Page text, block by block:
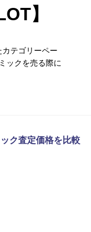
】
テゴリーペー
ックを売る際に
ク査定価格を比較